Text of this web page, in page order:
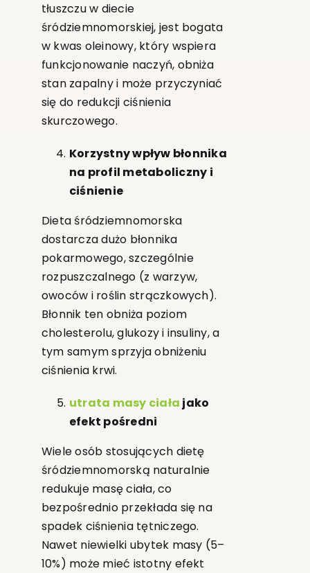
tłuszczu w diecie
śródziemnomorskiej, jest bogata
w kwas oleinowy, który wspiera
funkcjonowanie naczyń, obniża
stan zapalny i może przyczyniać
się do redukcji ciśnienia
skurczowego.
Korzystny wpływ błonnika
na profil metaboliczny i
ciśnienie
Dieta śródziemnomorska
dostarcza dużo błonnika
pokarmowego, szczególnie
rozpuszczalnego (z warzyw,
owoców i roślin strączkowych).
Błonnik ten obniża poziom
cholesterolu, glukozy i insuliny, a
tym samym sprzyja obniżeniu
ciśnienia krwi.
utrata masy ciała jako
efekt pośredni
Wiele osób stosujących dietę
śródziemnomorską naturalnie
redukuje masę ciała, co
bezpośrednio przekłada się na
spadek ciśnienia tętniczego.
Nawet niewielki ubytek masy (5–
10%) może mieć istotny efekt